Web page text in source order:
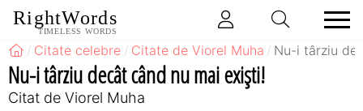
RightWords
TIMELESS WORDS
Citate celebre Citate de Viorel Muha Nu-i târziu
Nu-i târziu decât când nu mai exişti!
Citat de Viorel Muha